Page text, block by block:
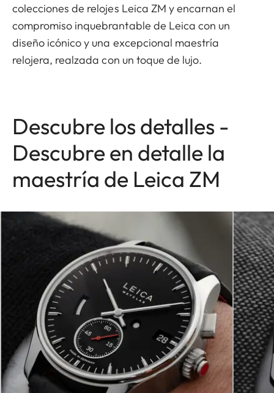
colecciones de relojes Leica ZM y encarnan el
compromiso inquebrantable de Leica con un
diseño icónico y una excepcional maestría
relojera, realzada con un toque de lujo.
Descubre los detalles -
Descubre en detalle la
maestría de Leica ZM